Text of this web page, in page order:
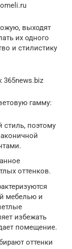
выходят
их одного
и стилистику
гамму:
стиль, поэтому
оттенков.
мебелью и
избежать
помещение.
оттенки